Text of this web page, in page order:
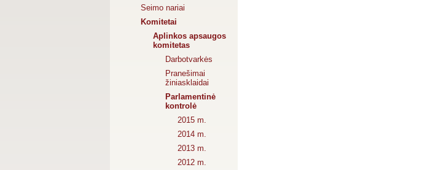
Seimo nariai
Komitetai
Aplinkos apsaugos
komitetas
Darbotvarkės
Pranešimai
žiniasklaidai
Parlamentinė
kontrolė
2015 m.
2014 m.
2013 m.
2012 m.